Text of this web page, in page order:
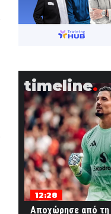
timeline
12:28
Αποχώρησε από τη